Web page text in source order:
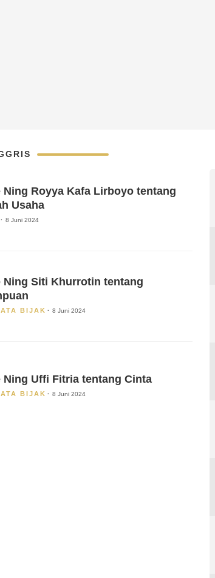
Ning Royya Kafa Lirboyo tentang
Usaha
8 Juni 2024
Ning Siti Khurrotin tentang
BIJAK 8 Juni 2024
Ning Uffi Fitria tentang Cinta
BIJAK 8 Juni 2024